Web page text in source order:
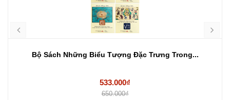
Bộ Sách Những Biểu Tượng Đặc Trưng Trong...
533.000₫
650.000₫